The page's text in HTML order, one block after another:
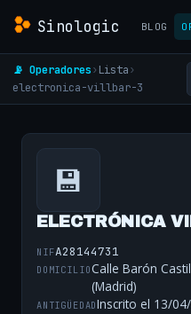
Sinologic BLOG
📡 Operadores› Lista›
electronica-villbar-3
💾
ELECTRÓNICA
NIFA28144731
DOMICILIOCalle Barón
(Madrid)
ANTIGÜEDADInscrito el 13/